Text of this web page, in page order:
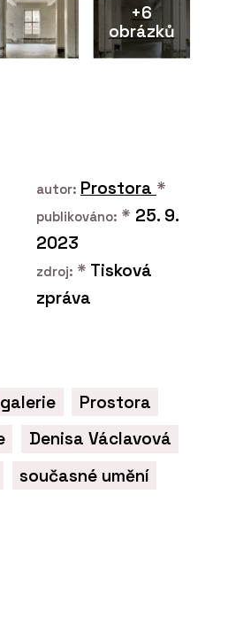
dobře recyklovat, říká
+6
obrázků
autor: Prostora *
publikováno: * 25. 9.
2023
zdroj: * Tisková
zpráva
galerie
Prostora
Denisa Václavová
současné umění